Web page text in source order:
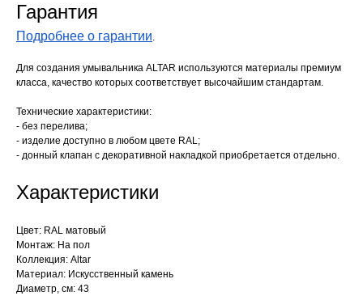
Гарантия
Подробнее о гарантии.
Для создания умывальника ALTAR используются материалы премиум
класса, качество которых соответствует высочайшим стандартам.
Технические характеристики:
- без перелива;
- изделие доступно в любом цвете RAL;
- донный клапан с декоративной накладкой приобретается отдельно.
Характеристики
Цвет: RAL матовый
Монтаж: На пол
Коллекция: Altar
Материал: Искусственный камень
Диаметр, см: 43